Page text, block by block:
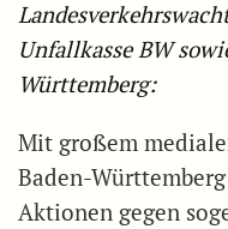
Unfallkasse BW
Württemberg:
Mit großem
Baden-
Aktionen gegen